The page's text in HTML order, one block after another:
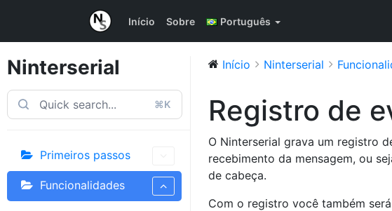
Início Sobre Português
Ninterserial
⌘K
Primeiros passos
Funcionalidades
Início Ninterserial
Registro de
O Ninterserial grava um registro
recebimento da mensagem, ou
de cabeça.
Com o registro você também